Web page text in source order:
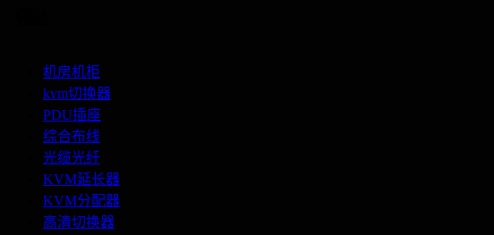
机房机柜
kvm切换器
PDU插座
综合布线
光缆光纤
KVM延长器
KVM分配器
高清切换器